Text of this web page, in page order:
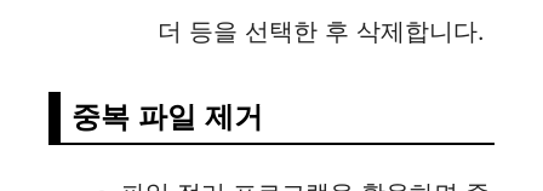
더 등을 선택한 후 삭제합니다.
중복 파일 제거